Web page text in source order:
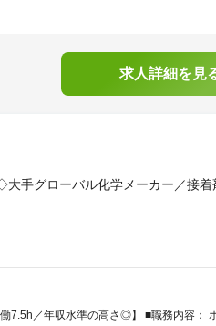
求人詳細を見
手グローバル化学メーカー／接
7.5h／年収水準の高さ◎】 ■職務内容：